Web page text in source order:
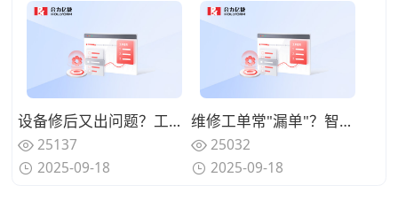
设备修后又出问题？工单系统怎么帮着追溯维修质量？
25137
2025-09-18
维修工单常"漏单"？智能提醒功能该怎么用才不踩坑？
25032
2025-09-18